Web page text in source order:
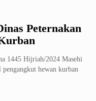
Peternakan
1445 Hijriah/2024 Masehi
hewan kurban